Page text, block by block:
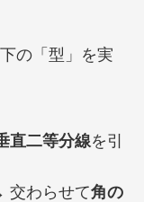
の「型」を実
直二等分線を引
わらせて角の